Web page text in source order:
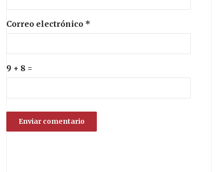
Correo electrónico *
9 + 8 =